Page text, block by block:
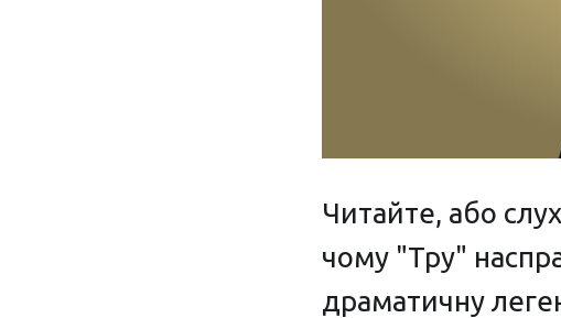
Читайте, або
чому "Тру"
драматичну